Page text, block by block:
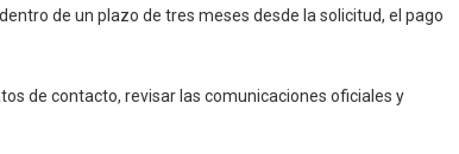
de un plazo de tres meses desde la solicitud, el pago
de contacto, revisar las comunicaciones oficiales y